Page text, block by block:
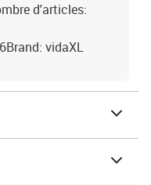
d'articles:
vidaXL